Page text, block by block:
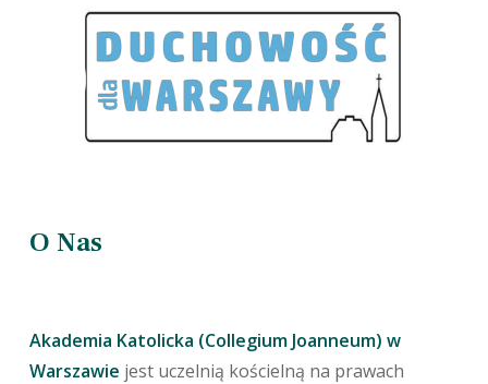
O Nas
Akademia Katolicka (Collegium Joanneum) w
Warszawie jest uczelnią kościelną na prawach